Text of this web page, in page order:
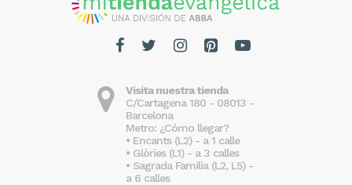
Visita nuestra tienda
C/Cartagena 180 - 08013 -
Barcelona
Metro: ¿Cómo llegar?
• Encants (L2) - a 1 calle
• Glòries (L1) - a 3 calles
• Sagrada Familia (L2, L5) -
a 6 calles